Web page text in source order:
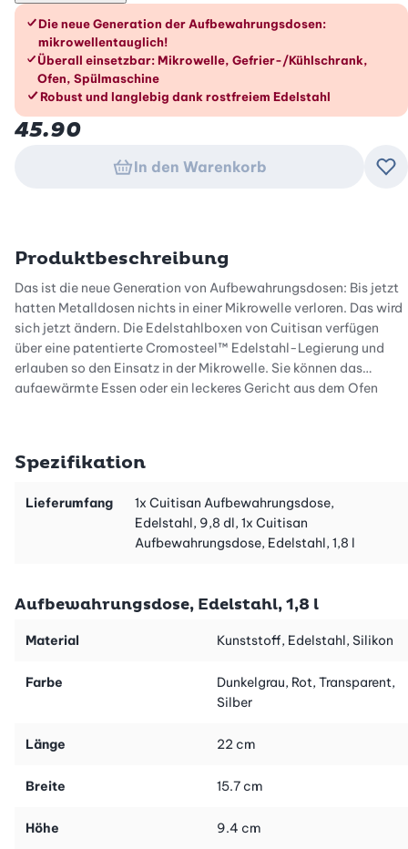
Die Vorteile im Überblick
Die neue Generation der Aufbewahrungsdosen:
mikrowellentauglich!
Überall einsetzbar: Mikrowelle, Gefrier-/Kühlschrank,
Ofen, Spülmaschine
Robust und langlebig dank rostfreiem Edelstahl
45.90
In den Warenkorb
Produktbeschreibung
Das ist die neue Generation von Aufbewahrungsdosen: Bis jetzt
hatten Metalldosen nichts in einer Mikrowelle verloren. Das wird
sich jetzt ändern. Die Edelstahlboxen von Cuitisan verfügen
über eine patentierte Cromosteel™ Edelstahl-Legierung und
erlauben so den Einsatz in der Mikrowelle. Sie können das
aufgewärmte Essen oder ein leckeres Gericht aus dem Ofen
Die runden Frischhaltedosen sind nicht nur hitzeresistent, sie
im Kühlschrank und im Tiefkühler Ihr Essen frisch.
Die Dosen sind frei von Schadstoffen, antibakteriell und
leicht in der Spülmaschine.
Spezifikation
Lieferumfang
1x Cuitisan Aufbewahrungsdose,
Edelstahl, 9,8 dl, 1x Cuitisan
Aufbewahrungsdose, Edelstahl, 1,8 l
Aufbewahrungsdose, Edelstahl, 1,8 l
Material Kunststoff, Edelstahl, Silikon
Farbe
Dunkelgrau, Rot, Transparent,
Silber
Länge 22 cm
Breite 15.7 cm
Höhe 9.4 cm